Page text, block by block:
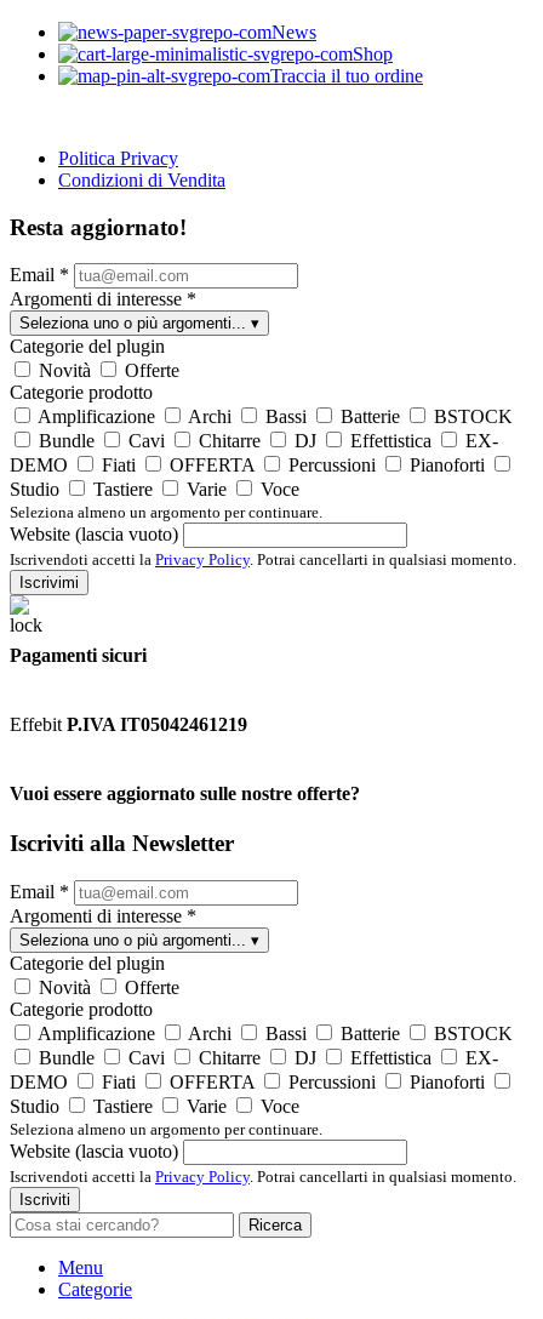
News
Shop
Traccia il tuo ordine
Politica Privacy
Condizioni di Vendita
Resta aggiornato!
Email *
Argomenti di interesse *
Seleziona uno o più argomenti... ▾
Categorie del plugin
Novità
Offerte
Categorie prodotto
Amplificazione
Archi Bassi Batterie
BSTOCK
Bundle
Cavi Chitarre DJ Effettistica
EX-
DEMO
Fiati OFFERTA Percussioni
Pianoforti
Studio
Tastiere Varie Voce
Seleziona almeno un argomento per continuare.
Website (lascia vuoto)
Iscrivendoti accetti la Privacy Policy. Potrai cancellarti in qualsiasi momento.
Iscrivimi
Pagamenti sicuri
Effebit P.IVA IT05042461219
Vuoi essere aggiornato sulle nostre offerte?
Iscriviti alla Newsletter
Email *
Argomenti di interesse *
Seleziona uno o più argomenti... ▾
Categorie del plugin
Novità
Offerte
Categorie prodotto
Amplificazione
Archi Bassi Batterie
BSTOCK
Bundle
Cavi Chitarre DJ Effettistica
EX-
DEMO
Fiati OFFERTA Percussioni
Pianoforti
Studio
Tastiere Varie Voce
Seleziona almeno un argomento per continuare.
Website (lascia vuoto)
Iscrivendoti accetti la Privacy Policy. Potrai cancellarti in qualsiasi momento.
Iscriviti
Ricerca
Menu
Categorie